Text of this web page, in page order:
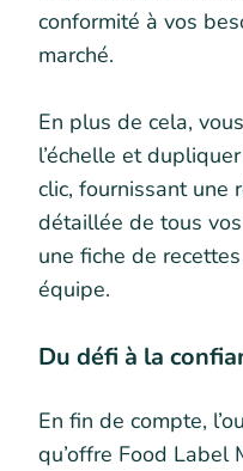
conformité à vos
marché.
En plus de cela,
l’échelle et
clic, fournissant une
détaillée de tous
une fiche de
équipe.
Du défi à la
En fin de compte,
qu’offre Food Label